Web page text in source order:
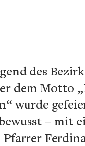
des
dem Motto
wurde
– mit
Pfarrer